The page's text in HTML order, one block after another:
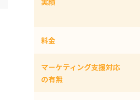
料金
マーケティング支援対応
の有無